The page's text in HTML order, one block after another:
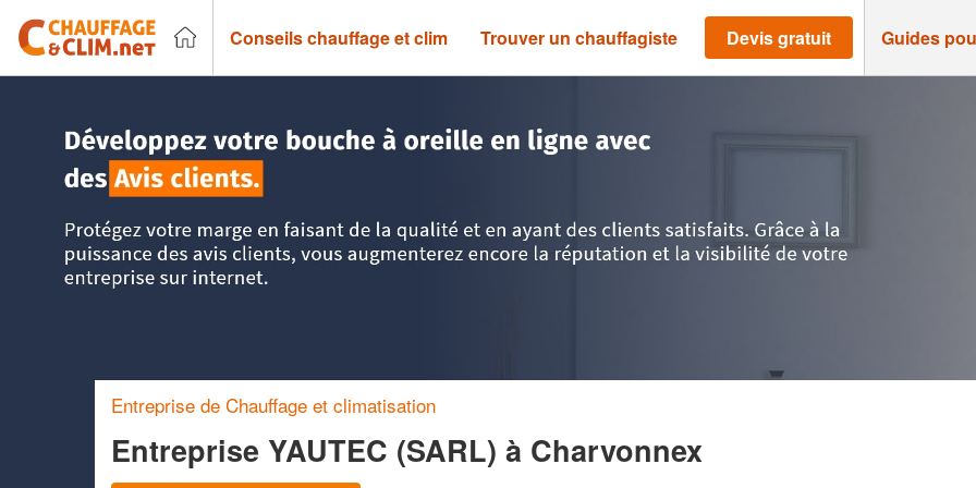
Conseils chauffage et clim Trouver un chauffagiste Devis gratuit Guides
Entreprise de Chauffage et climatisation
Entreprise YAUTEC (SARL) à Charvonnex